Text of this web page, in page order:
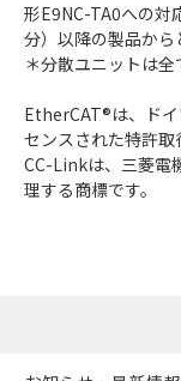
形E9NC-TA0への対
分）以降の製品から
＊分散ユニットは全
EtherCAT®は、ド
センスされた特許取
CC-Linkは、三菱電
理する商標です。